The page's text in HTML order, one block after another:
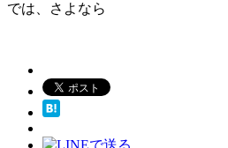
では、さよなら